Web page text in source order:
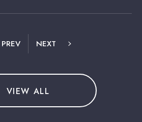
PREV NEXT
VIEW ALL